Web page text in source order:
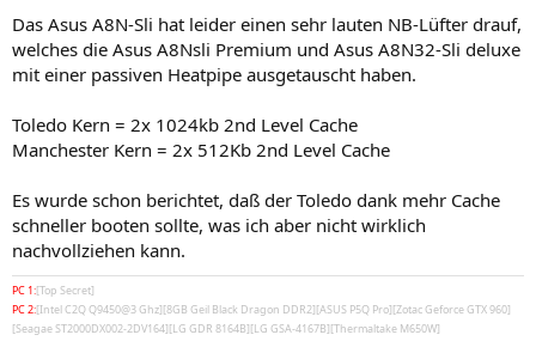
Das Asus A8N-Sli hat leider einen sehr lauten NB-Lüfter drauf,
welches die Asus A8Nsli Premium und Asus A8N32-Sli deluxe
mit einer passiven Heatpipe ausgetauscht haben.
Toledo Kern = 2x 1024kb 2nd Level Cache
Manchester Kern = 2x 512Kb 2nd Level Cache
Es wurde schon berichtet, daß der Toledo dank mehr Cache
schneller booten sollte, was ich aber nicht wirklich
nachvollziehen kann.
PC 1:[Top Secret]
PC 2:[Intel C2Q Q9450@3 Ghz][8GB Geil Black Dragon DDR2][ASUS P5Q Pro][Zotac Geforce GTX 960]
[Seagae ST2000DX002-2DV164][LG GDR 8164B][LG GSA-4167B][Thermaltake M650W]